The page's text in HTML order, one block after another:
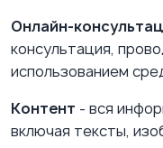
Онлайн-
консультация,
использованием
Контент - вся
включая тексты,